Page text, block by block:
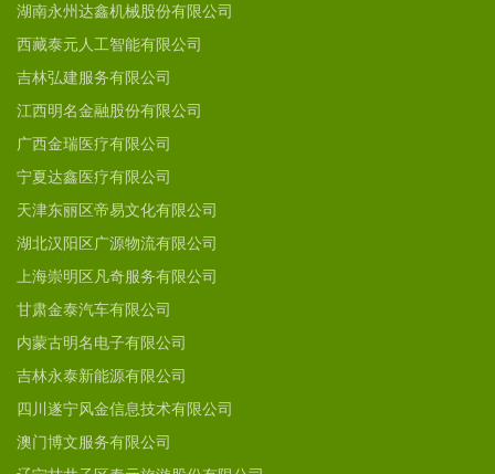
湖南永州达鑫机械股份有限公司
西藏泰元人工智能有限公司
吉林弘建服务有限公司
江西明名金融股份有限公司
广西金瑞医疗有限公司
宁夏达鑫医疗有限公司
天津东丽区帝易文化有限公司
湖北汉阳区广源物流有限公司
上海崇明区凡奇服务有限公司
甘肃金泰汽车有限公司
内蒙古明名电子有限公司
吉林永泰新能源有限公司
四川遂宁风金信息技术有限公司
澳门博文服务有限公司